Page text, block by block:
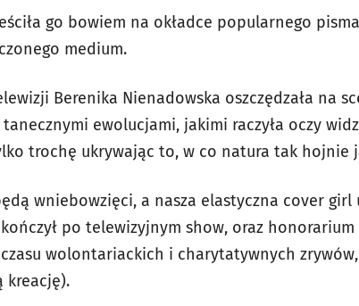
go bowiem na okładce popularnego
medium.
Berenika Nienadowska oszczędzała na
tanecznymi ewolucjami, jakimi raczyła oczy
trochę ukrywając to, w co natura tak hojnie
wniebowzięci, a nasza elastyczna cover
po telewizyjnym show, oraz
wolontariackich i charytatywnych
kreację).